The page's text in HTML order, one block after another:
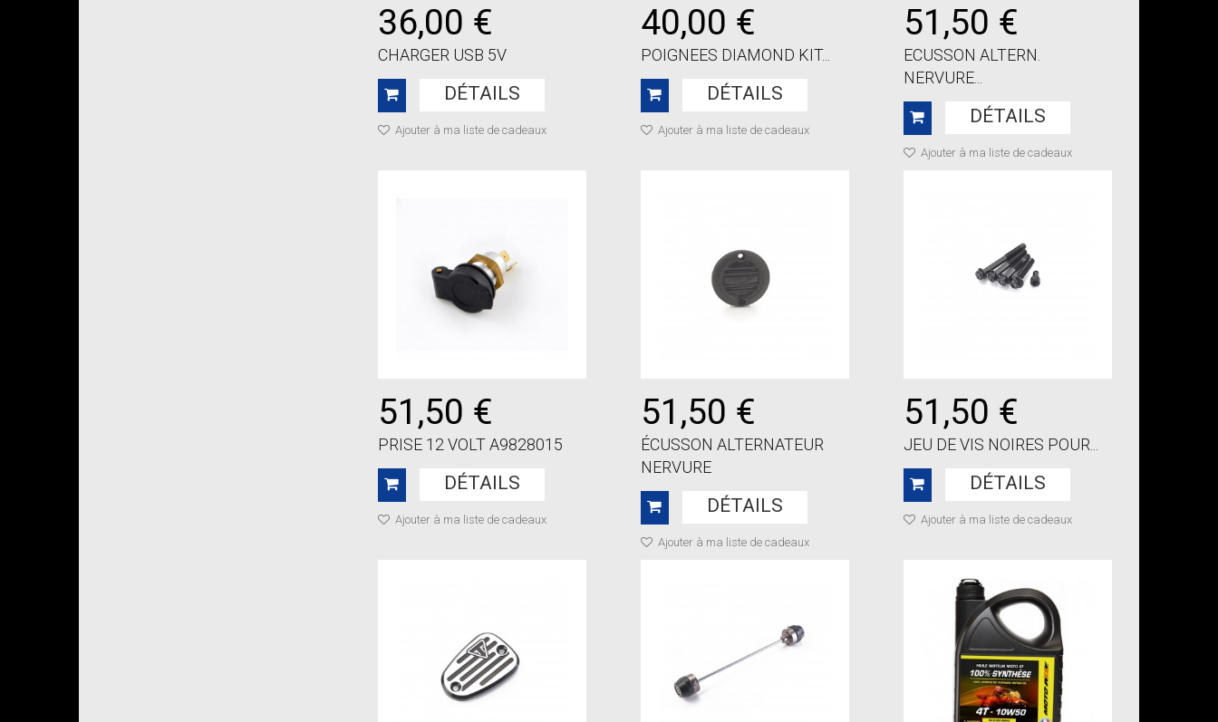
36,00 €
CHARGER USB 5V
DÉTAILS
Ajouter à ma liste de cadeaux
40,00 €
POIGNEES DIAMOND KIT...
DÉTAILS
Ajouter à ma liste de cadeaux
51,50 €
ECUSSON ALTERN.
NERVURE...
DÉTAILS
Ajouter à ma liste de cadeaux
51,50 €
PRISE 12 VOLT A9828015
DÉTAILS
Ajouter à ma liste de cadeaux
51,50 €
ÉCUSSON ALTERNATEUR
NERVURE
DÉTAILS
Ajouter à ma liste de cadeaux
51,50 €
JEU DE VIS NOIRES POUR...
DÉTAILS
Ajouter à ma liste de cadeaux